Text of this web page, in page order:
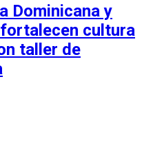
Dominicana y
cultura
taller de